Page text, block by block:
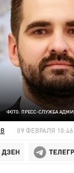
ФОТО: ПРЕСС-СЛУЖБА
09 ФЕВРАЛЯ 10:46